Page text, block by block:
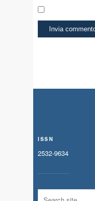
ISSN
2532-9634